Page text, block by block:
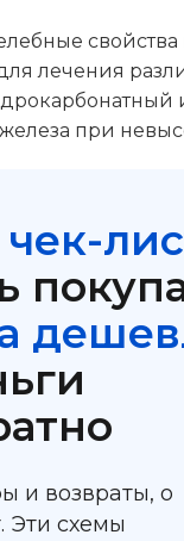
лечения
при
и возвраты, о
Эти схемы